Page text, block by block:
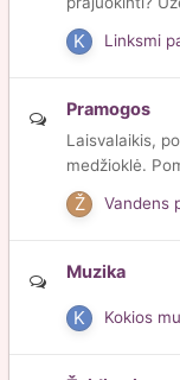
Linksmi
Pramogos
Laisvalaikis,
medžioklė.
Vandens
Muzika
Kokios